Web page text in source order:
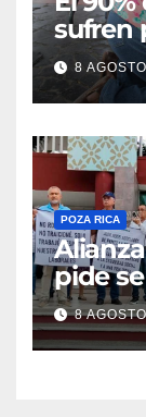
sufren
8
POZA RICA
pide
8